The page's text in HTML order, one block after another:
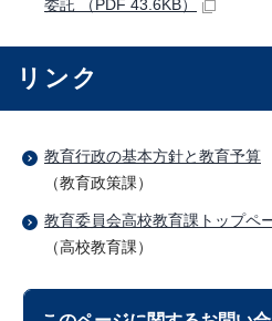
委託 （PDF 43.6KB）
リンク
教育行政の基本方針と教育予算
（教育政策課）
教育委員会高校教育課トップペ
（高校教育課）